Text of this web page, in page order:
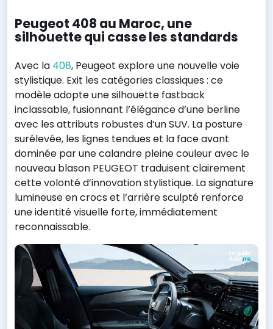
Peugeot 408 au Maroc, une
silhouette qui casse les standards
Avec la 408, Peugeot explore une nouvelle voie
stylistique. Exit les catégories classiques : ce
modèle adopte une silhouette fastback
inclassable, fusionnant l’élégance d’une berline
avec les attributs robustes d’un SUV. La posture
surélevée, les lignes tendues et la face avant
dominée par une calandre pleine couleur avec le
nouveau blason PEUGEOT traduisent clairement
cette volonté d’innovation stylistique. La signature
lumineuse en crocs et l’arrière sculpté renforce
une identité visuelle forte, immédiatement
reconnaissable.